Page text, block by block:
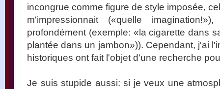
incongrue comme figure de style imposée,
m'impressionnait («quelle
profondément (exemple: «la cigarette dans
plantée dans un jambon»)). Cependant, j'ai
historiques ont fait l'objet d'une recherche
Je suis stupide aussi: si je veux une